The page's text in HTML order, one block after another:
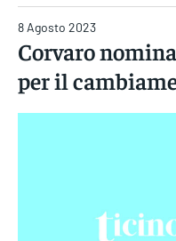
8 Agosto 2023
Corvaro
per il